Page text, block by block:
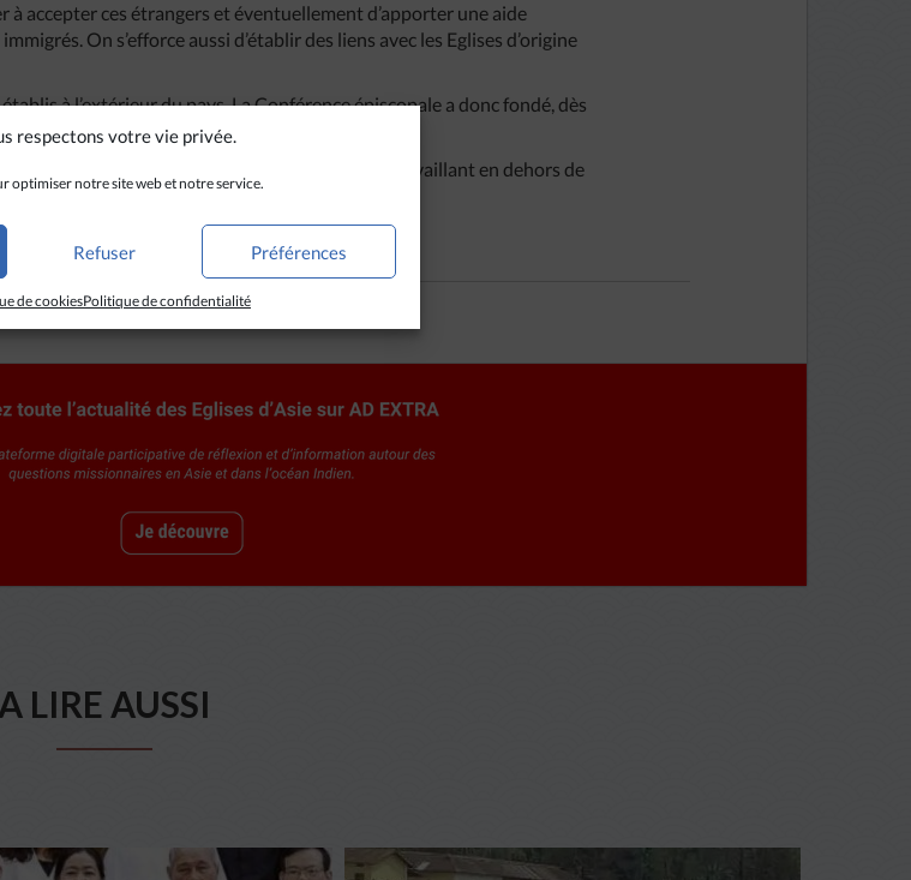
respectons votre vie privée.
optimiser notre site web et notre service.
Refuser Préférences
de cookiesPolitique de confidentialité
à accepter ces étrangers et éventuellement d’apporter une aide
On s’efforce aussi d’établir des liens avec les Eglises d’origine
à l’extérieur du pays. La Conférence épiscopale a donc fondé, dès
ci emploie 178 prêtres et religieux.
des services pastoraux pour les catholiques travaillant en dehors de
A LIRE AUSSI